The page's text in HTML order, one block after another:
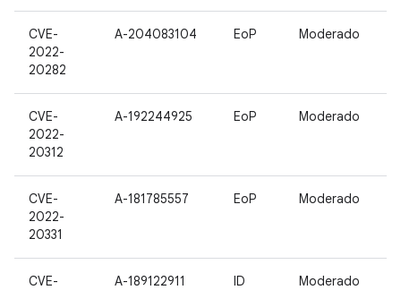
CVE-
2022-
20282
A-204083104 EoP Moderado
CVE-
2022-
20312
A-192244925 EoP Moderado
CVE-
2022-
20331
A-181785557 EoP Moderado
CVE-
A-189122911 ID Moderado